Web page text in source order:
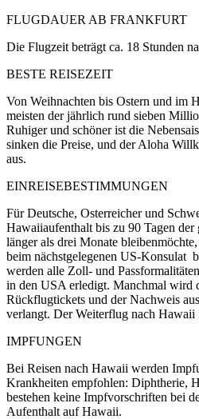
FLUGDAUER AB FRANKFURT
Die Flugzeit beträgt ca. 18 Stunden
BESTE REISEZEIT
Von Weihnachten bis Ostern und im
meisten der jährlich rund sieben
Ruhiger und schöner ist die
sinken die Preise, und der Aloha
aus.
EINREISEBESTIMMUNGEN
Für Deutsche, Osterreicher und
Hawaiiaufenthalt bis zu 90 Tagen
länger als drei Monate
beim nächstgelegenen US-Konsulat
werden alle Zoll- und
in den USA erledigt. Manchmal wird
Rückflugtickets und der Nachweis
verlangt. Der Weiterflug nach Hawaii
IMPFUNGEN
Bei Reisen nach Hawaii werden
Krankheiten empfohlen: Diphtherie,
bestehen keine Impfvorschriften bei
Aufenthalt auf Hawaii.